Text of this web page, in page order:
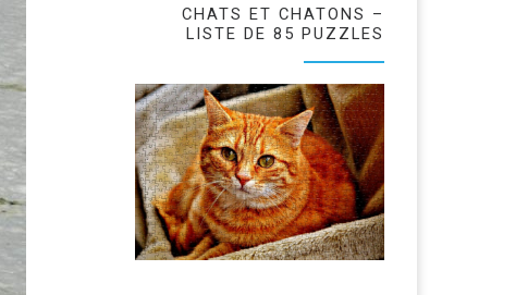
CHATS ET CHATONS –
LISTE DE 85 PUZZLES